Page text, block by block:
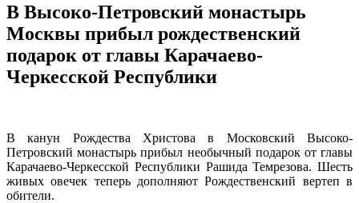
В Высоко-Петровский монастырь
Москвы прибыл рождественский
подарок от главы Карачаево-
Черкесской Республики
В канун Рождества Христова в Московский Высоко-
Петровский монастырь прибыл необычный подарок от главы
Карачаево-Черкесской Республики Рашида Темрезова. Шесть
живых овечек теперь дополняют Рождественский вертеп в
обители.